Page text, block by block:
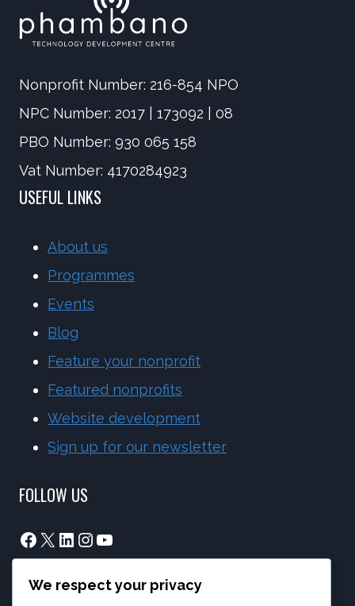
Nonprofit Number: 216-854 NPO
NPC Number: 2017 | 173092 | 08
PBO Number: 930 065 158
Vat Number: 4170284923
USEFUL LINKS
About us
Programmes
Events
Blog
Feature your nonprofit
Featured nonprofits
Website development
Sign up for our newsletter
FOLLOW US
Facebook
X LinkedIn
Instagram
YouTube
info@phambano.org.za
We respect your privacy